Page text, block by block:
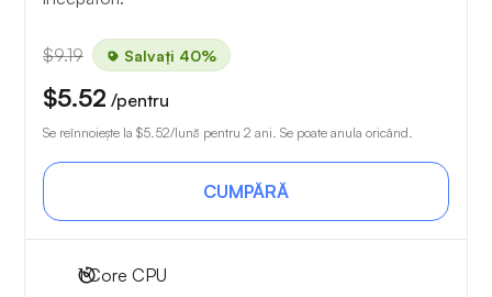
$9.19 Salvați 40%
$5.52 /pentru
Se reînnoiește la $5.52/lună pentru 2 ani. Se poate anula oricând.
CUMPĂRĂ
1Core CPU